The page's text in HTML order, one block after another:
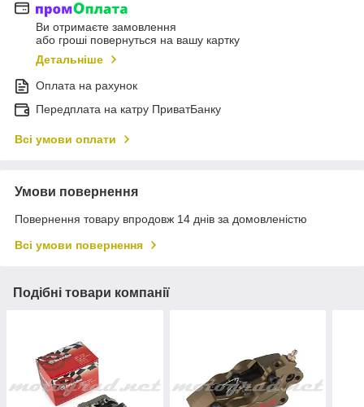
Ви отримаєте замовлення
або гроші повернуться на вашу картку
Детальніше
Оплата на рахунок
Передплата на катру ПриватБанку
Всі умови оплати
Умови повернення
Повернення товару впродовж 14 днів за домовленістю
Всі умови повернення
Подібні товари компанії